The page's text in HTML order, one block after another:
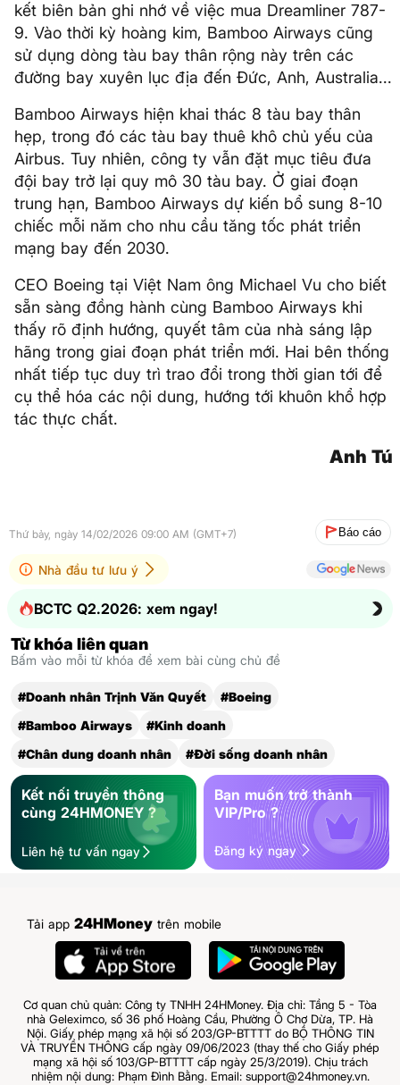
kết biên bản ghi nhớ về việc mua Dreamliner 787-
9. Vào thời kỳ hoàng kim, Bamboo Airways cũng
sử dụng dòng tàu bay thân rộng này trên các
đường bay xuyên lục địa đến Đức, Anh, Australia...
Bamboo Airways hiện khai thác 8 tàu bay thân
hẹp, trong đó các tàu bay thuê khô chủ yếu của
Airbus. Tuy nhiên, công ty vẫn đặt mục tiêu đưa
đội bay trở lại quy mô 30 tàu bay. Ở giai đoạn
trung hạn, Bamboo Airways dự kiến bổ sung 8-10
chiếc mỗi năm cho nhu cầu tăng tốc phát triển
mạng bay đến 2030.
CEO Boeing tại Việt Nam ông Michael Vu cho biết
sẵn sàng đồng hành cùng Bamboo Airways khi
thấy rõ định hướng, quyết tâm của nhà sáng lập
hãng trong giai đoạn phát triển mới. Hai bên thống
nhất tiếp tục duy trì trao đổi trong thời gian tới để
cụ thể hóa các nội dung, hướng tới khuôn khổ hợp
tác thực chất.
Anh Tú
Thứ bảy, ngày 14/02/2026 09:00 AM (GMT+7) Báo cáo
Nhà đầu tư lưu ý
BCTC Q2.2026: xem ngay!
Từ khóa liên quan
Bấm vào mỗi từ khóa để xem bài cùng chủ đề
#Doanh nhân Trịnh Văn Quyết
#Boeing
#Bamboo Airways
#Kinh doanh
#Chân dung doanh nhân
#Đời sống doanh nhân
Kết nối truyền thông
cùng 24HMONEY ?
Liên hệ tư vấn ngay
Bạn muốn trở thành
VIP/Pro ?
Đăng ký ngay
Tải app 24HMoney trên mobile
Cơ quan chủ quản: Công ty TNHH 24HMoney. Địa chỉ: Tầng 5 - Tòa
nhà Geleximco, số 36 phố Hoàng Cầu, Phường Ô Chợ Dừa, TP. Hà
Nội. Giấy phép mạng xã hội số 203/GP-BTTTT do BỘ THÔNG TIN
VÀ TRUYỀN THÔNG cấp ngày 09/06/2023 (thay thế cho Giấy phép
mạng xã hội số 103/GP-BTTTT cấp ngày 25/3/2019). Chịu trách
nhiệm nội dung: Phạm Đình Bằng. Email: support@24hmoney.vn.